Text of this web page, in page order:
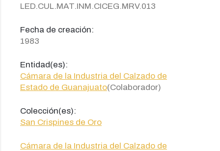
LED.CUL.MAT.INM.CICEG.MRV.013
Fecha de creación:
1983
Entidad(es):
Cámara de la Industria del Calzado de
Estado de Guanajuato(Colaborador)
Colección(es):
San Crispines de Oro
Cámara de la Industria del Calzado de